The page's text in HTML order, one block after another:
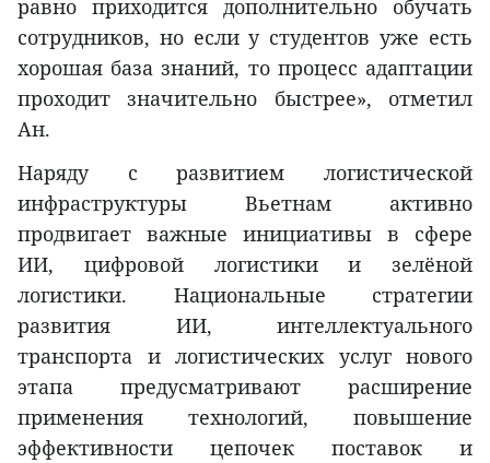
равно приходится дополнительно обучать
сотрудников, но если у студентов уже есть
хорошая база знаний, то процесс адаптации
проходит значительно быстрее», отметил
Ан.
Наряду с развитием логистической
инфраструктуры Вьетнам активно
продвигает важные инициативы в сфере
ИИ, цифровой логистики и зелёной
логистики. Национальные стратегии
развития ИИ, интеллектуального
транспорта и логистических услуг нового
этапа предусматривают расширение
применения технологий, повышение
эффективности цепочек поставок и